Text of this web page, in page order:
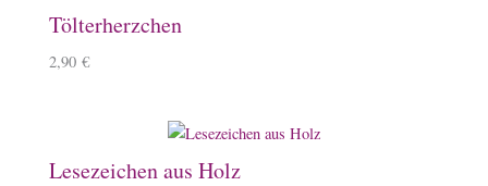
Tölterherzchen
2,90 €
Lesezeichen aus Holz